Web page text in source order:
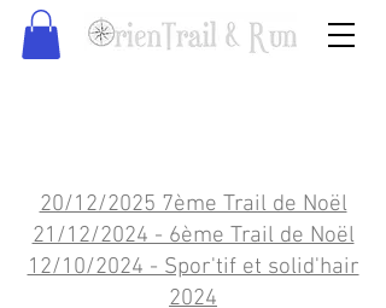
20/12/2025 7ème Trail de Noël
21/12/2024 - 6ème Trail de Noël
12/10/2024 - Spor'tif et solid'hair
2024